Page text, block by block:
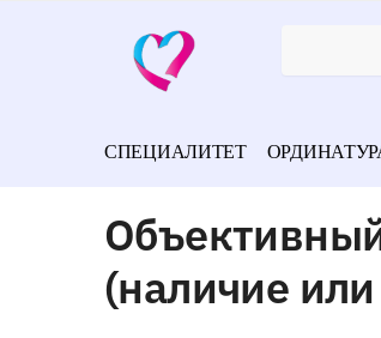
СПЕЦИАЛИТЕТ
(наличие